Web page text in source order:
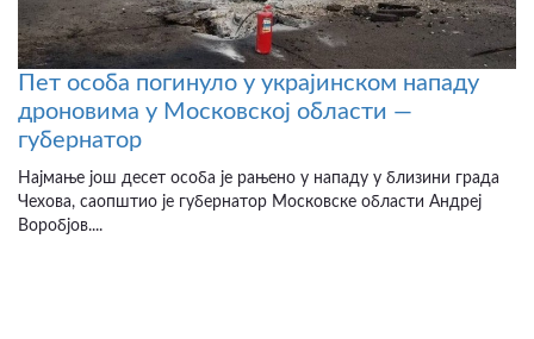
Пет особа погинуло у украјинском нападу
дроновима у Московској области —
губернатор
Најмање још десет особа је рањено у нападу у близини града
Чехова, саопштио је губернатор Московске области Андреј
Воробјов....